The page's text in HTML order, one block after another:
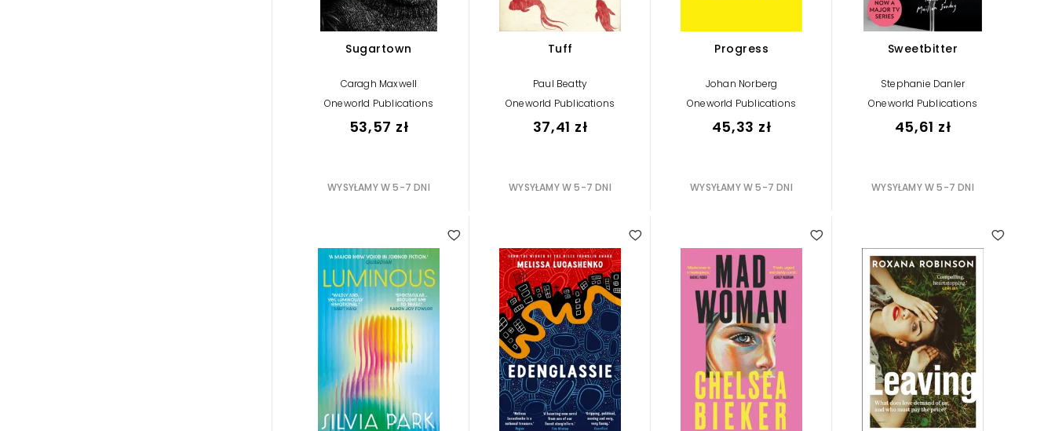
Sugartown
Caragh Maxwell
Oneworld Publications
53,57 zł
WYSYŁAMY W 5-7 DNI
Tuff
Paul Beatty
Oneworld Publications
37,41 zł
WYSYŁAMY W 5-7 DNI
Progress
Johan Norberg
Oneworld Publications
45,33 zł
WYSYŁAMY W 5-7 DNI
Sweetbitter
Stephanie Danler
Oneworld Publications
45,61 zł
WYSYŁAMY W 5-7 DNI